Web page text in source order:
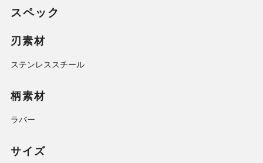
スペック
刃素材
ステンレススチール
柄素材
ラバー
サイズ